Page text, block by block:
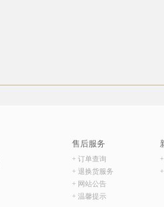
售后服务
+ 订单查询
+ 退换货服务
+ 网站公告
+ 温馨提示